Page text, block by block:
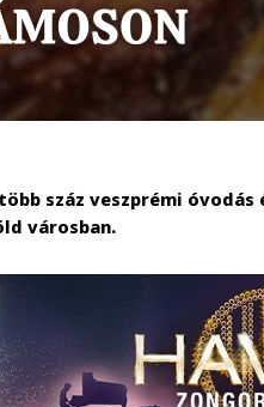
száz veszprémi óvodás
városban.